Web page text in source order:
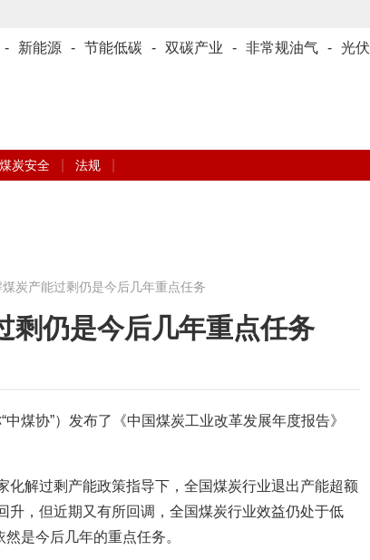
- 新能源 - 节能低碳 - 双碳产业 - 非常规油气 - 光伏
煤炭安全 法规
炭产能过剩仍是今后几年重点任务
剩仍是今后几年重点任务
煤协”）发布了《中国煤炭工业改革发展年度报告》
化解过剩产能政策指导下，全国煤炭行业退出产能超额
升，但近期又有所回调，全国煤炭行业效益仍处于低
是今后几年的重点任务。